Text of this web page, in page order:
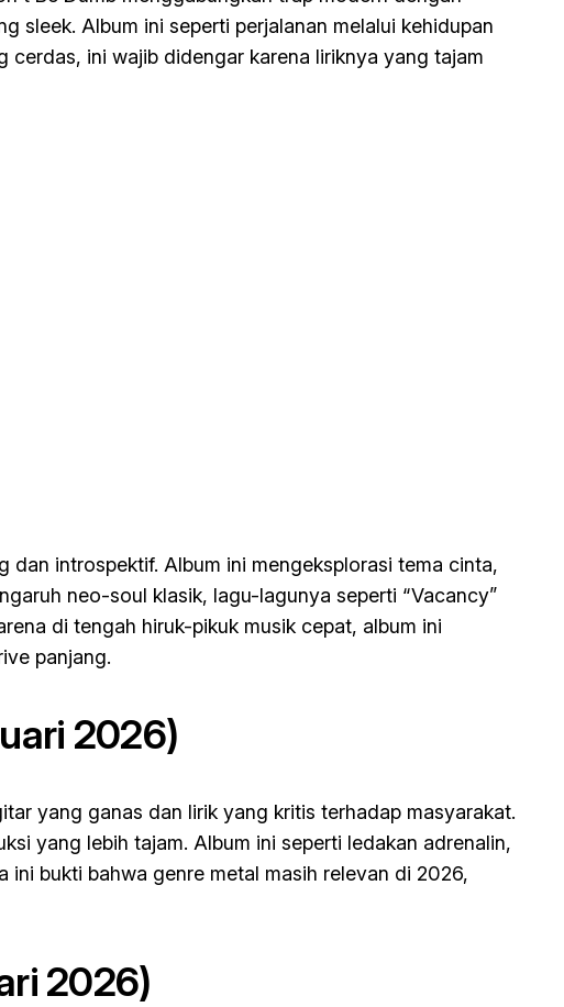
sleek. Album ini seperti perjalanan melalui kehidupan
ini wajib didengar karena liriknya yang tajam
dan introspektif. Album ini mengeksplorasi tema cinta,
neo-soul klasik, lagu-lagunya seperti “Vacancy”
di tengah hiruk-pikuk musik cepat, album ini
panjang.
2026)
yang ganas dan lirik yang kritis terhadap masyarakat.
yang lebih tajam. Album ini seperti ledakan adrenalin,
bukti bahwa genre metal masih relevan di 2026,
2026)